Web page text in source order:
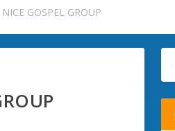
GOSPEL GROUP